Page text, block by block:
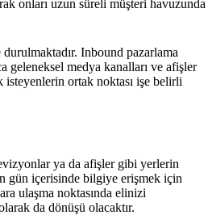
onları uzun süreli müşteri havuzunda
Inbound pazarlama
geleneksel medya kanalları ve afişler
ortak noktası işe belirli
ya da afişler gibi yerlerin
gün içerisinde bilgiye erişmek için
ulaşma noktasında elinizi
da dönüşü olacaktır.